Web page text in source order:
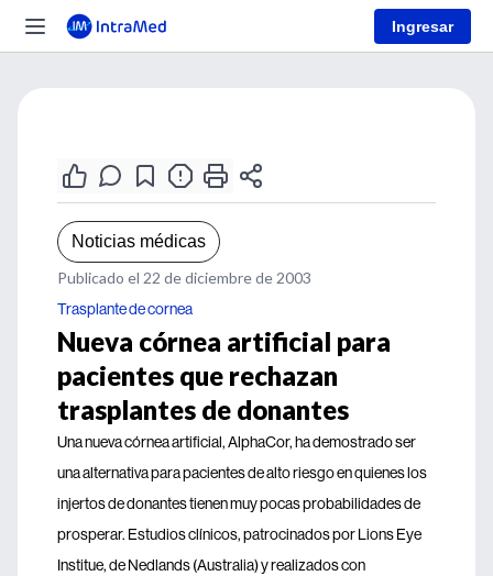
Ingresar
Noticias médicas
Publicado el 22 de diciembre de 2003
Trasplante de cornea
Nueva córnea artificial para
pacientes que rechazan
trasplantes de donantes
Una nueva córnea artificial, AlphaCor, ha demostrado ser
una alternativa para pacientes de alto riesgo en quienes los
injertos de donantes tienen muy pocas probabilidades de
prosperar. Estudios clínicos, patrocinados por Lions Eye
Institue, de Nedlands (Australia) y realizados con